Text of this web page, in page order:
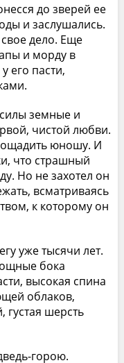
до зверей ее
и заслушались.
дело. Еще
и морду в
его пасти,
земные и
чистой любви.
юношу. И
что страшный
Но не захотел он
всматриваясь
к которому он
уже тысячи лет.
бока
высокая спина
облаков,
густая шерсть
горою.